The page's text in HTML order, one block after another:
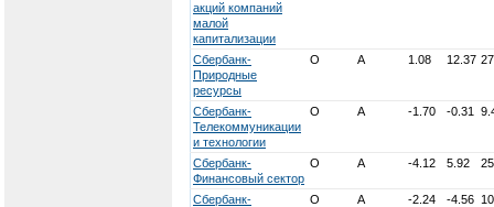
акций компаний
малой
капитализации
Сбербанк-
Природные
ресурсы
О А 1.08 12.37
Сбербанк-
Телекоммуникации
и технологии
О А -1.70 -0.31
Сбербанк-
Финансовый сектор
О А -4.12 5.92
Сбербанк-
О А -2.24 -4.56